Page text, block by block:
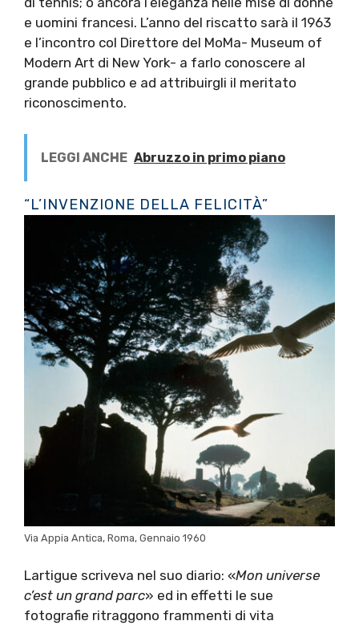
e uomini francesi. L’anno del riscatto sarà il 1963
e l’incontro col Direttore del MoMa- Museum of
Modern Art di New York- a farlo conoscere al
grande pubblico e ad attribuirgli il meritato
riconoscimento.
LEGGI ANCHE Abruzzo in primo piano
“L’INVENZIONE DELLA FELICITÀ”
Via Appia Antica, Roma, Gennaio 1960
Lartigue scriveva nel suo diario: «Mon universe
c’est un grand parc» ed in effetti le sue
fotografie ritraggono frammenti di vita